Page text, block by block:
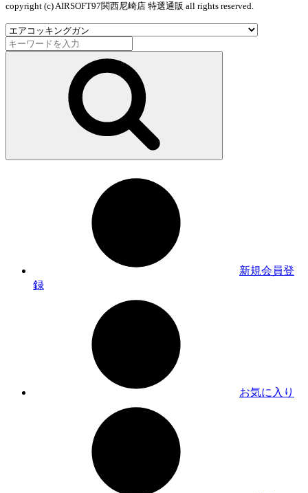
copyright (c) AIRSOFT97関西尼崎店 特選通販 all rights reserved.
新規会員登
録
お気に入り